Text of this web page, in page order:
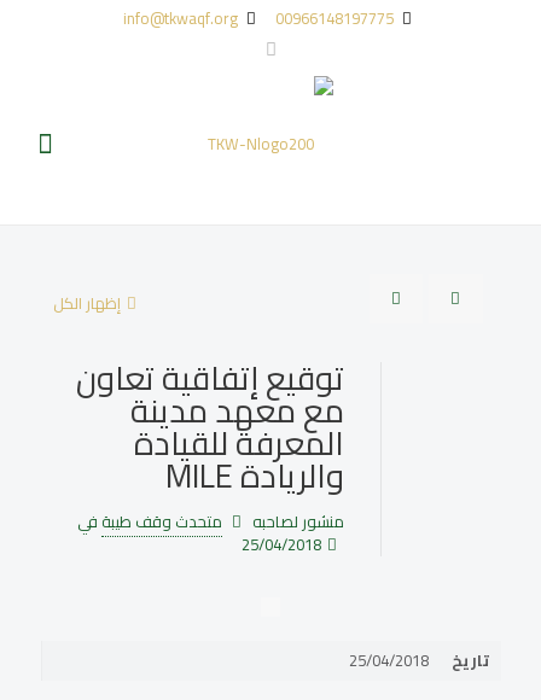
00966148197775
info@tkwaqf.org
إظهار الكل
توقيع إتفاقية تعاون
مع معهد مدينة
المعرفة للقيادة
والريادة MILE
منشور لصاحبه متحدث وقف طيبة في
25/04/2018
تاريخ
25/04/2018